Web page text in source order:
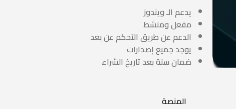
يدعم الـ ويندوز
مفعل ومنشط
الدعم عن طريق التحكم عن بعد
يوجد جميع إصدارات
ضمان سنة بعد تاريخ الشراء
المنصة